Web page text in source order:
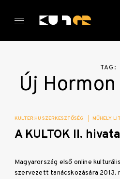
KULTer.hu
TAG:
Új
KULTER.HU SZERKESZTŐSÉG MŰHELY
A KULTOK II.
Magyarország első online
szervezett tanácskozására 2013.